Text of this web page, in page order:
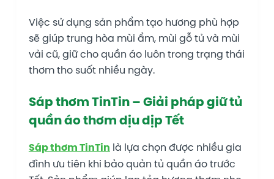
Việc sử dụng sản phẩm tạo hương phù hợp
sẽ giúp trung hòa mùi ẩm, mùi gỗ tủ và mùi
vải cũ, giữ cho quần áo luôn trong trạng thái
thơm tho suốt nhiều ngày.
Sáp thơm TinTin – Giải pháp giữ tủ
quần áo thơm dịu dịp Tết
Sáp thơm TinTin là lựa chọn được nhiều gia
đình ưu tiên khi bảo quản tủ quần áo trước